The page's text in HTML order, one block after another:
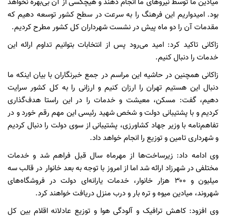
میادین ما توسط نیروهای ما انجام دهند و هیچکسی از آن بی‌بهره نخواهد
بود. امیدواریم این فرهنگ را به سرعت در سطح کشور توسعه دهیم که
مقدمات آن را دو ماه پیش در نشست شهرداران کل کشور مطرح کردیم.
زاکانی تاکید کرد: امید می‌رود پس از انتخابات بتوانیم تداوم ارائه این
خدمات را دنبال کنیم.
زاکانی همچنین در حاشیه این مراسم در جمع خبرنگاران با بیان اینکه ما
دنبال این هستیم تهران را ارزان کنیم و ارزانی را به کل کشور سرایت
دهیم، گفت: مسکن، معیشت و خدمات را در این راستا هدف‌گذاری
کردیم و با پشتیبانی دولت و شخص شهید رئیسی این مهم رقم خورد و در
تفاهم‌نامه با وزیر جهاد کشاورزی، پشتیبانی از سوی دولت را دنبال کردیم
و شهرداری تامین و توزیع را انجام خواهد داد.
وی ادامه داد: زیرساخت‌ها از مهرماه سال قبل فراهم شد و خدمات
مختلفی در شهرزاد ارائه شد اما از امروز با توجه به بعد خانوار در قالب سه
میلیون و ۳۰۰ هزار خانوار، خدمات یارانه‌ای دولت در فروشگاه‌های
شهروند، میادین میوه و تره بار و درب منزل دریافت خواهند کرد.
وی افزود: کاهش ترافیک و آلودگی هوا و توزیع عادلانه اقلام بین کل